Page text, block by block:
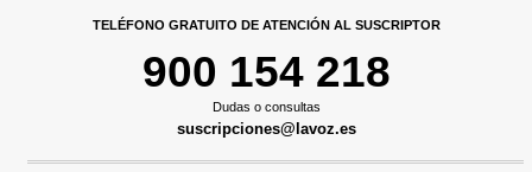
TELÉFONO GRATUITO DE ATENCIÓN AL SUSCRIPTOR
900 154 218
Dudas o consultas
suscripciones@lavoz.es